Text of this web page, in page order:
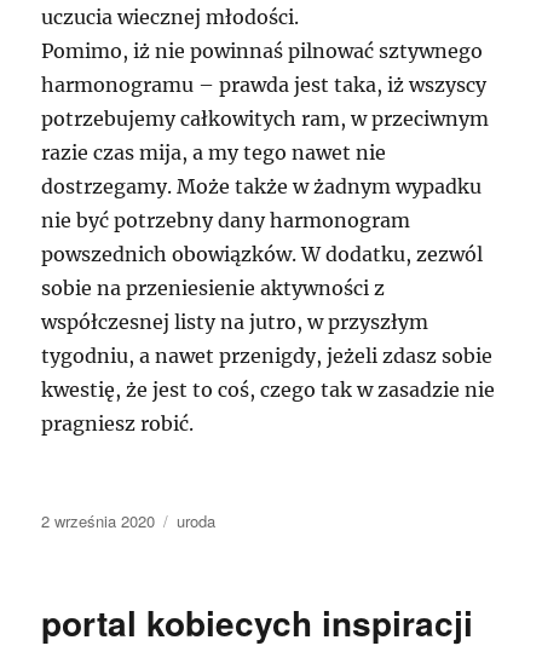
uczucia wiecznej młodości.
Pomimo, iż nie powinnaś pilnować sztywnego
harmonogramu – prawda jest taka, iż wszyscy
potrzebujemy całkowitych ram, w przeciwnym
razie czas mija, a my tego nawet nie
dostrzegamy. Może także w żadnym wypadku
nie być potrzebny dany harmonogram
powszednich obowiązków. W dodatku, zezwól
sobie na przeniesienie aktywności z
współczesnej listy na jutro, w przyszłym
tygodniu, a nawet przenigdy, jeżeli zdasz sobie
kwestię, że jest to coś, czego tak w zasadzie nie
pragniesz robić.
Data
2 września 2020 Kategorie
uroda
portal kobiecych inspiracji